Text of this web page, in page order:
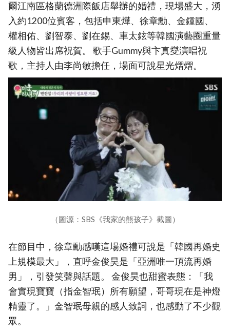
爾江南區格蘭德洲際飯店舉辦的婚禮，現場盛大，湧
入約1200位賓客，包括申東燁、徐章勳、金鍾國、
權相佑、劉智泰、劉在錫、車太鉉等韓國演藝圈重量
級人物皆出席祝賀。 歌手Gummy與卞真燮演唱祝
歌，主持人由李尚敏擔任，場面可說星光熠熠。
（圖源：SBS《我家的熊孩子》截圖）
在節目中，徐章勳感嘆這場婚禮可說是「韓國再婚史
上規模最大」，直呼金俊昊是「亞洲唯一頂流再婚
男」，引發笑聲與話題。 金俊昊也甜蜜表態：「我
會實現寶寶（指金智珉）所有願望，哥哥現在是神燈
精靈了。」金智珉母親的感人致詞，也感動了不少觀
眾。